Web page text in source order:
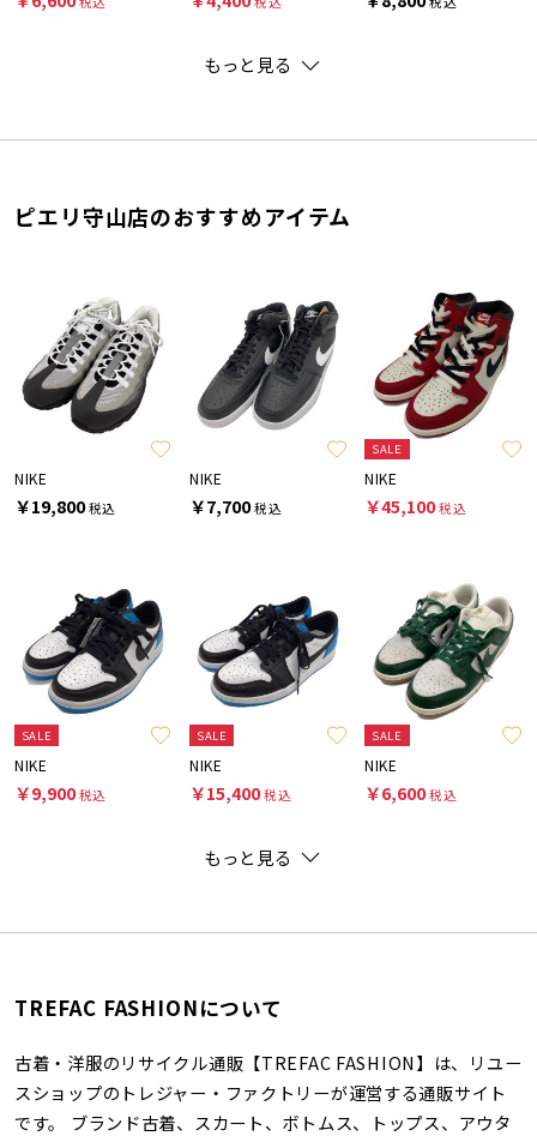
もっと見る
ピエリ守山店のおすすめアイテム
NIKE
￥19,800税込
NIKE
￥7,700税込
SALE
NIKE
￥45,100税込
SALE
NIKE
￥9,900税込
SALE
NIKE
￥15,400税込
SALE
NIKE
￥6,600税込
もっと見る
TREFAC FASHIONについて
古着・洋服のリサイクル通販【TREFAC FASHION】は、リユー
スショップのトレジャー・ファクトリーが運営する通販サイト
です。 ブランド古着、スカート、ボトムス、トップス、アウタ